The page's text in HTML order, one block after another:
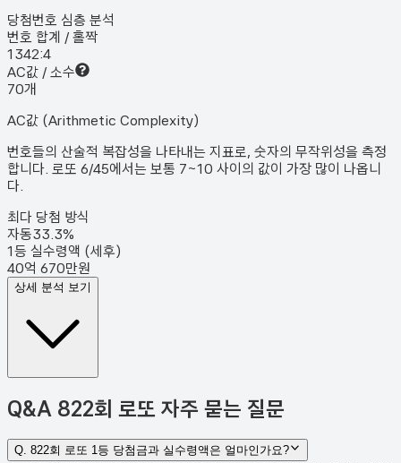
당첨번호 심층 분석
번호 합계 / 홀짝
1342:4
AC값 / 소수
70개
AC값 (Arithmetic Complexity)
번호들의 산술적 복잡성을 나타내는 지표로, 숫자의 무작위성을 측정
합니다. 로또 6/45에서는 보통 7~10 사이의 값이 가장 많이 나옵니
다.
최다 당첨 방식
자동33.3%
1등 실수령액 (세후)
40억 670만원
상세 분석 보기
Q&A 822회 로또 자주 묻는 질문
Q. 822회 로또 1등 당첨금과 실수령액은 얼마인가요?